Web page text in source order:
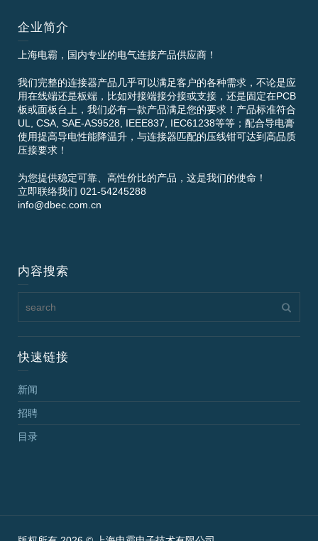
企业简介
上海电霸，国内专业的电气连接产品供应商！
我们完整的连接器产品几乎可以满足客户的各种需求，不论是应
用在线端还是板端，比如对接端接分接或支接，还是固定在PCB
板或面板台上，我们必有一款产品满足您的要求！产品标准符合
UL, CSA, SAE-AS9528, IEEE837, IEC61238等等；配合导电膏
使用提高导电性能降温升，与连接器匹配的压线钳可达到高品质
压接要求！
为您提供稳定可靠、高性价比的产品，这是我们的使命！
立即联络我们 021-54245288
info@dbec.com.cn
内容搜索
快速链接
新闻
招聘
目录